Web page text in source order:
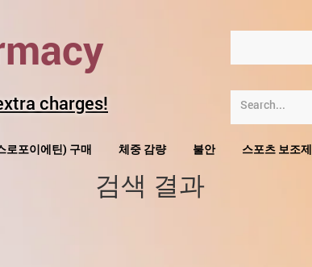
charges!
로포이에틴) 구매 체중 감량 불안 스포츠 보조제
검색 결과